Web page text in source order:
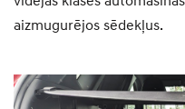
aizmugurējos sēdekļus.